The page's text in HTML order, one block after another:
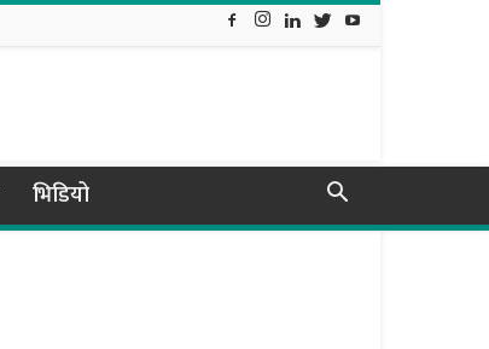
भिडियो